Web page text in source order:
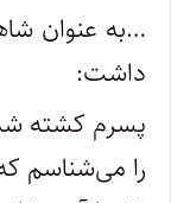
داشت:
پسرم کشته
را می‌شناسم